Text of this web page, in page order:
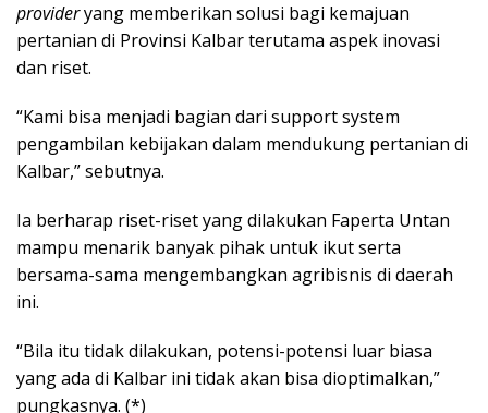
provideryang memberikan solusi bagi kemajuan
pertanian di Provinsi Kalbar terutama aspek inovasi
dan riset.
“Kami bisa menjadi bagian dari support system
pengambilan kebijakan dalam mendukung pertanian di
Kalbar,” sebutnya.
Ia berharap riset-riset yang dilakukan Faperta Untan
mampu menarik banyak pihak untuk ikut serta
bersama-sama mengembangkan agribisnis di daerah
ini.
“Bila itu tidak dilakukan, potensi-potensi luar biasa
yang ada di Kalbar ini tidak akan bisa dioptimalkan,”
pungkasnya. (*)